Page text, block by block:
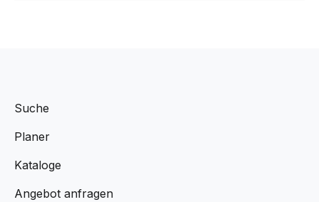
Suche
Planer
Kataloge
Angebot anfragen